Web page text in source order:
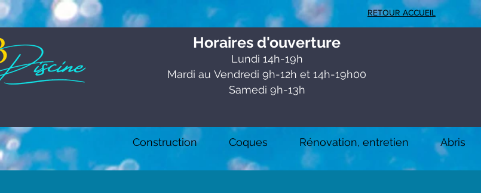
RETOUR ACCUEIL
Horaires d'ouverture
Lundi 14h-19h
Mardi au Vendredi 9h-12h et 14h-19h00
Samedi 9h-13h
Construction Coques Rénovation, entretien Abris